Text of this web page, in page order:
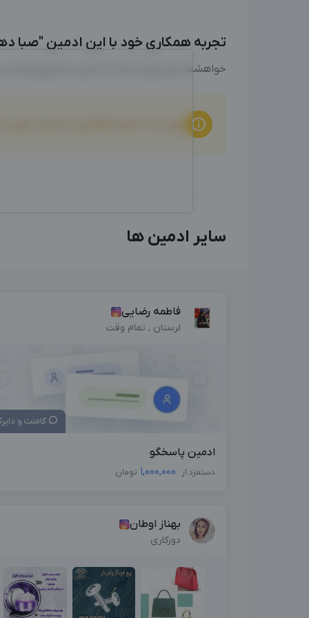
تجربه همکاری خود با این ادمین "صبا
خواهشمندیم برای ارتباط با ادمین از طریق
سایر ادمین ها
فاطمه رضایی
لرستان , تمام وقت
کامنت و
ادمین پاسخگو
دستمزد از 1,000,000 تومان
بهناز اوطان
دورکاری